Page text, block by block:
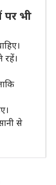
पर भी
रहें।
से